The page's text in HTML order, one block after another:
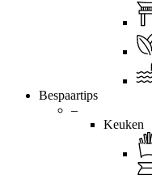
Bespaartips
–
Keuken